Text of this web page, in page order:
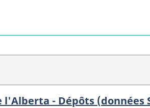
- Dépôts (données